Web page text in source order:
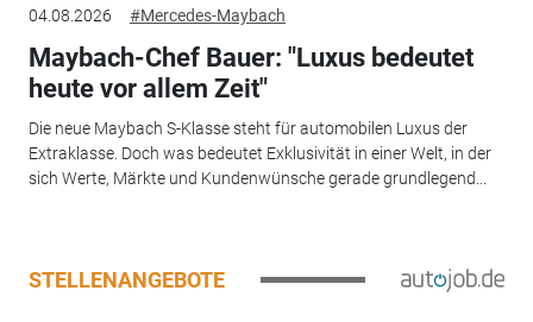
04.08.2026 #Mercedes-Maybach
Maybach-Chef Bauer: "Luxus bedeutet
heute vor allem Zeit"
Die neue Maybach S-Klasse steht für automobilen Luxus der
Extraklasse. Doch was bedeutet Exklusivität in einer Welt, in der
sich Werte, Märkte und Kundenwünsche gerade grundlegend...
STELLENANGEBOTE